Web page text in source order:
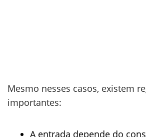
Mesmo nesses casos, existem
importantes:
A entrada depende do